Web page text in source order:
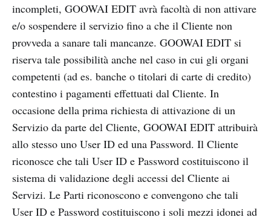
incompleti, GOOWAI EDIT avrà facoltà di non attivare
e/o sospendere il servizio fino a che il Cliente non
provveda a sanare tali mancanze. GOOWAI EDIT si
riserva tale possibilità anche nel caso in cui gli organi
competenti (ad es. banche o titolari di carte di credito)
contestino i pagamenti effettuati dal Cliente. In
occasione della prima richiesta di attivazione di un
Servizio da parte del Cliente, GOOWAI EDIT attribuirà
allo stesso uno User ID ed una Password. Il Cliente
riconosce che tali User ID e Password costituiscono il
sistema di validazione degli accessi del Cliente ai
Servizi. Le Parti riconoscono e convengono che tali
User ID e Password costituiscono i soli mezzi idonei ad